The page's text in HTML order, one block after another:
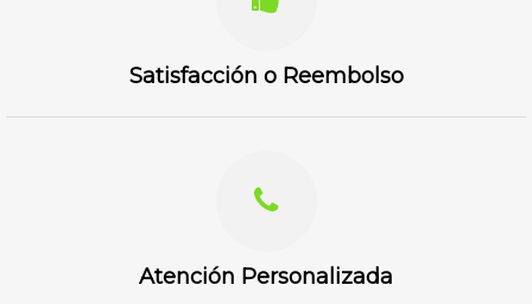
Satisfacción o Reembolso
Atención Personalizada